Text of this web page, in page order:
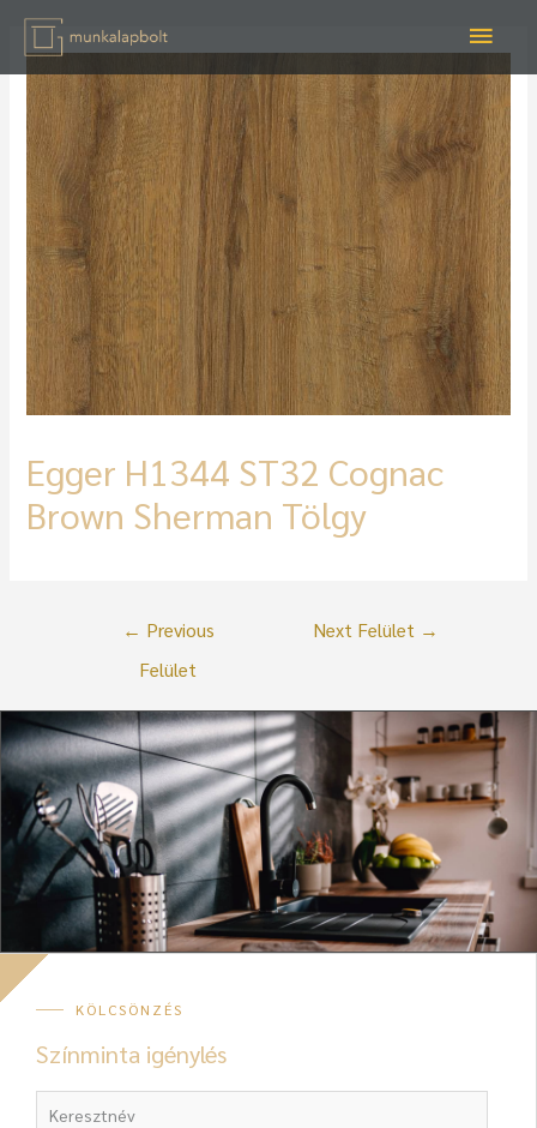
Egger H1344 ST32 Cognac
Brown Sherman Tölgy
← Previous
Felület
Next Felület →
KÖLCSÖNZÉS
Színminta igénylés